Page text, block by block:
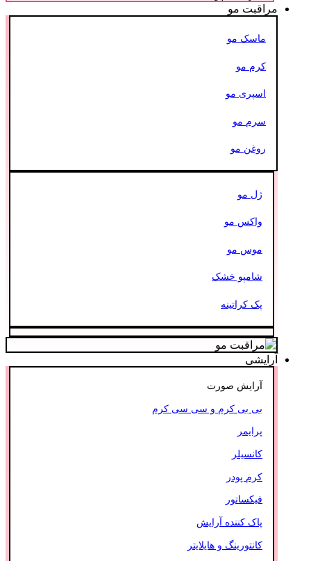
مراقبت مو
ماسک مو
کرم مو
اسپری مو
سرم مو
روغن مو
ژل مو
واکس مو
موس مو
شامپو خشک
پک کراتینه
آرایشی
آرایش صورت
بی بی کرم و سی سی کرم
پرایمر
کانسیلر
کرم پودر
فیکساتور
پاک کننده آرایش
کانتورینگ و هایلایتر